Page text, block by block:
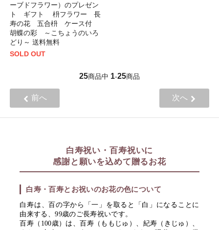
ーブドフラワー）のプレゼン
ト ギフト 枡フラワー 長
寿の花 五合枡 ケース付
胡蝶の彩 ～こちょうのいろ
どり～ 送料無料
SOLD OUT
25商品中 1-25商品
前へ 次へ
白寿祝い・百寿祝いに
感謝と願いを込めて贈るお花
白寿・百寿とお祝いのお花の色について
白寿は、百の字から「一」を取ると「白」になることに
由来する、99歳のご長寿祝いです。
百寿（100歳）は、百寿（ももじゅ）、紀寿（きじゅ）、